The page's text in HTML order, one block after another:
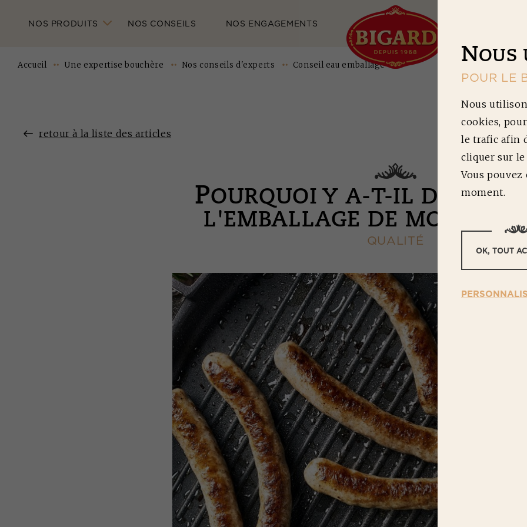
NOS PRODUITS NOS CONSEILS NOS ENGAGEMENTS
Accueil Une expertise bouchère Nos conseils d'experts Conseil eau emballage
retour à la liste des articles
POURQUOI Y A-T-IL DE
L'EMBALLAGE DE MON
QUALITÉ
NOUS
POUR LE
Nous
cookies,
le trafic afin
cliquer sur
Vous
moment.
OK, TOUT